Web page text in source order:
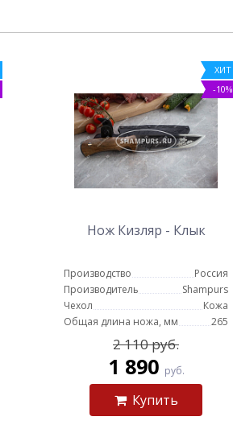
ХИТ
-10%
Нож Кизляр - Клык
Производство
Россия
Производитель
Shampurs
Чехол
Кожа
Общая длина ножа, мм
265
2 110 руб.
1 890 руб.
Купить